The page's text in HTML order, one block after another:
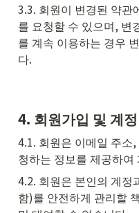
3.3. 회원이 변경된 약관
를 요청할 수 있으며, 변
를 계속 이용하는 경우
다.
4. 회원가입 및 계
4.1. 회원은 이메일 주소
청하는 정보를 제공하
4.2. 회원은 본인의 계정
함)를 안전하게 관리할